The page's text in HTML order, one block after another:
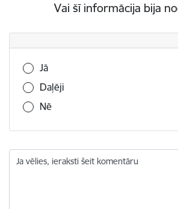
Vai šī informācija bija
Vai šī informācija bija noderīga?
Jā
Daļēji
Nē
Ja vēlies, ieraksti šeit komentāru